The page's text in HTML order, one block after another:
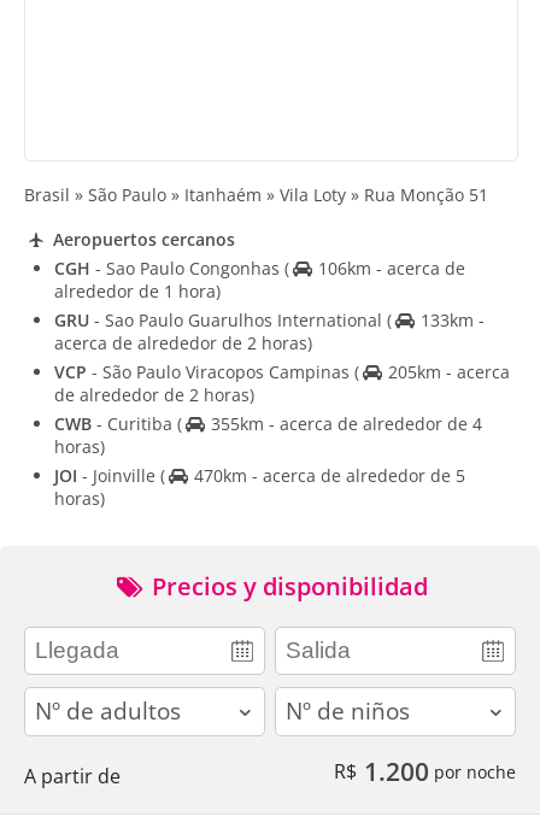
Brasil » São Paulo » Itanhaém » Vila Loty » Rua Monção 51
Aeropuertos cercanos
CGH - Sao Paulo Congonhas (
106km - acerca de
alrededor de 1 hora)
GRU - Sao Paulo Guarulhos International (
133km -
acerca de alrededor de 2 horas)
VCP - São Paulo Viracopos Campinas (
205km - acerca
de alrededor de 2 horas)
CWB - Curitiba (
355km - acerca de alrededor de 4
horas)
JOI - Joinville (
470km - acerca de alrededor de 5
horas)
Precios y disponibilidad
adults children
A partir de R$ 1.200 por noche